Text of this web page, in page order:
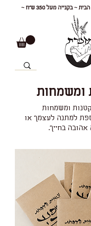
ומשמחות
למתנה לעצמך או
בחייך.
ומשמחות